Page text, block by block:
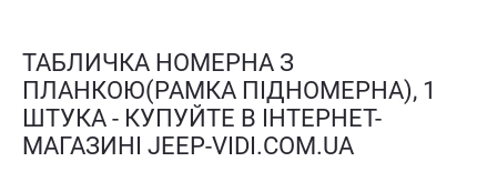
ТАБЛИЧКА НОМЕРНА З
ПЛАНКОЮ(РАМКА ПІДНОМЕРНА), 1
ШТУКА - КУПУЙТЕ В ІНТЕРНЕТ-
МАГАЗИНІ JEEP-VIDI.COM.UA